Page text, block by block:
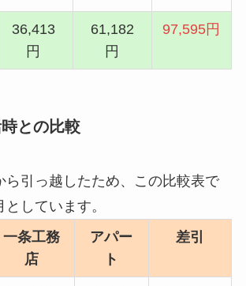
36,413
円
61,182
円
97,595円
との比較
引っ越したため、この比較表で
しています。
一条工務
店
アパー
ト
差引